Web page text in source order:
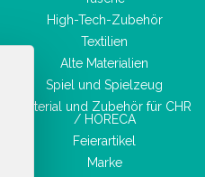
High-Tech-Zubehör
Textilien
Alte Materialien
Spiel und Spielzeug
Material und Zubehör für CHR
/ HORECA
Feierartikel
Marke